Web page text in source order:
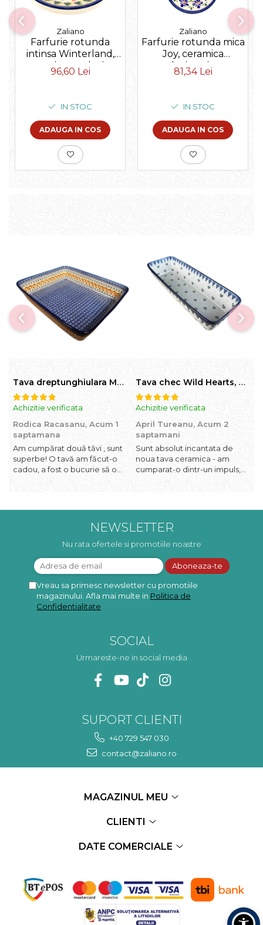
Zaliano
Farfurie rotunda
intinsa Winterland,
ceramica smaltuita,
pictata manual, 19,5
96,60 Lei
IN STOC
ADAUGA IN COS
Zaliano
Farfurie rotunda mica
Joy, ceramica
smaltuita, pictata
manual, 11,6 cm
81,34 Lei
IN STOC
ADAUGA IN COS
Tava dreptunghiulara Morning Sunrise, ceramica smaltuita, pictata manual, 27,0 X 32, 5 cm
Achizitie verificata
Rodica Racasanu, Acum 1
saptamana
Am cumpărat două tăvi , sunt
superbe! O tavă am făcut-o
cadou, a fost o bucurie să o
folosim, are viață. Vă
Tava chec Wild Hearts, ceramica smaltuita, pictata manual, 31,0 X 12,0 cm
Achizitie verificata
April Tureanu, Acum 2
saptamani
Sunt absolut incantata de
noua tava ceramica - am
cumparat-o dintr-un impuls,
rugina dupa spalare. Aceasta
ma va scapa de aceasta
neplacere, in plus este tare
frumoasa, o ...
NEWSLETTER
Nu rata ofertele si promotiile noastre
Vreau sa primesc newsletter cu promotiile
magazinului. Afla mai multe in Politica de
Confidentialitate
SOCIAL
Urmareste-ne in social media
SUPORT CLIENTI
+40 729 547 030
contact@zaliano.ro
MAGAZINUL MEU
CLIENTI
DATE COMERCIALE